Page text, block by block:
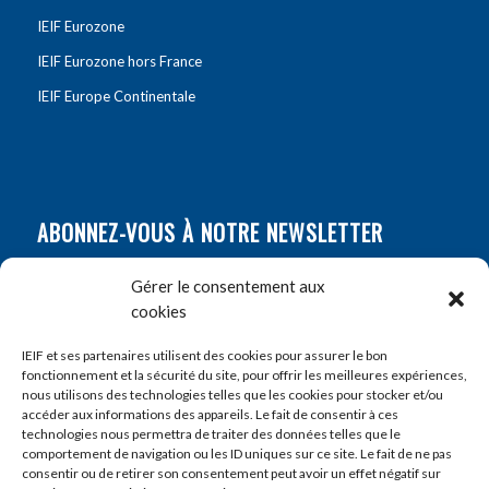
Gérer le consentement aux
cookies
IEIF et ses partenaires utilisent des cookies pour assurer le bon
fonctionnement et la sécurité du site, pour offrir les meilleures expériences,
nous utilisons des technologies telles que les cookies pour stocker et/ou
accéder aux informations des appareils. Le fait de consentir à ces
technologies nous permettra de traiter des données telles que le
comportement de navigation ou les ID uniques sur ce site. Le fait de ne pas
consentir ou de retirer son consentement peut avoir un effet négatif sur
IEIF Eurozone
IEIF Eurozone hors France
IEIF Europe Continentale
ABONNEZ-VOUS À NOTRE NEWSLETTER
Prénom*
E-mail*